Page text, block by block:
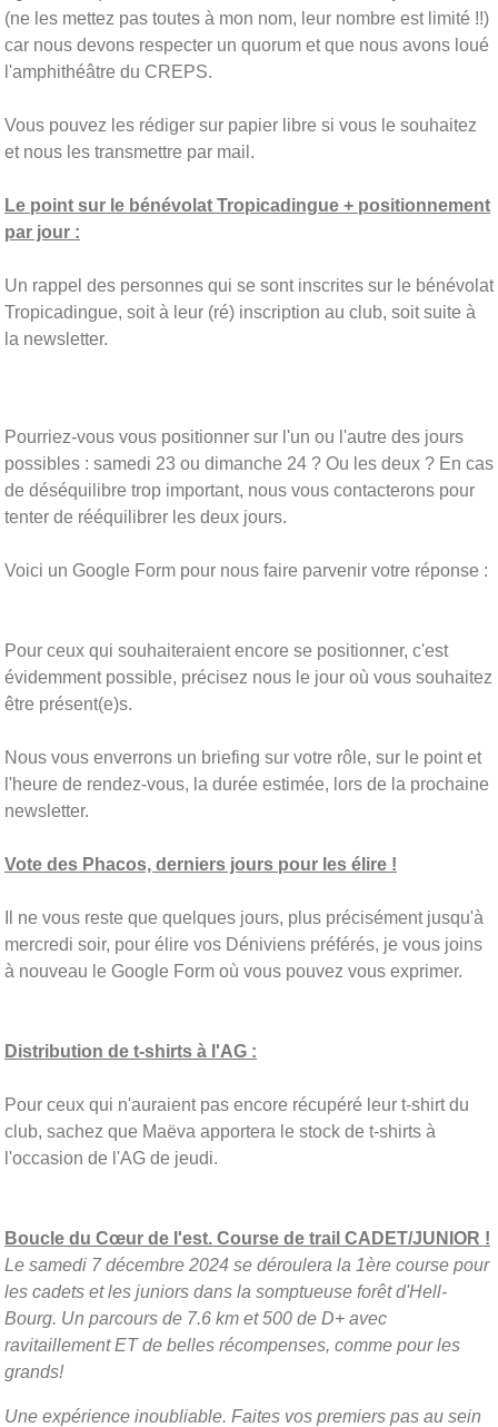
(ne les mettez pas toutes à mon nom, leur nombre est limité !!)
car nous devons respecter un quorum et que nous avons loué
l'amphithéâtre du CREPS.
Vous pouvez les rédiger sur papier libre si vous le souhaitez
et nous les transmettre par mail.
Le point sur le bénévolat Tropicadingue + positionnement
par jour :
Un rappel des personnes qui se sont inscrites sur le bénévolat
Tropicadingue, soit à leur (ré) inscription au club, soit suite à
la newsletter.
Pourriez-vous vous positionner sur l'un ou l'autre des jours
possibles : samedi 23 ou dimanche 24 ? Ou les deux ? En cas
de déséquilibre trop important, nous vous contacterons pour
tenter de rééquilibrer les deux jours.
Voici un Google Form pour nous faire parvenir votre réponse :
Pour ceux qui souhaiteraient encore se positionner, c'est
évidemment possible, précisez nous le jour où vous souhaitez
être présent(e)s.
Nous vous enverrons un briefing sur votre rôle, sur le point et
l'heure de rendez-vous, la durée estimée, lors de la prochaine
newsletter.
Vote des Phacos, derniers jours pour les élire !
Il ne vous reste que quelques jours, plus précisément jusqu'à
mercredi soir, pour élire vos Déniviens préférés, je vous joins
à nouveau le Google Form où vous pouvez vous exprimer.
Distribution de t-shirts à l'AG :
Pour ceux qui n'auraient pas encore récupéré leur t-shirt du
club, sachez que Maëva apportera le stock de t-shirts à
l'occasion de l'AG de jeudi.
Boucle du Cœur de l'est. Course de trail CADET/JUNIOR !
Le samedi 7 décembre 2024 se déroulera la 1ère course pour
les cadets et les juniors dans la somptueuse forêt d'Hell-
Bourg. Un parcours de 7.6 km et 500 de D+ avec
ravitaillement ET de belles récompenses, comme pour les
grands!
Une expérience inoubliable. Faites vos premiers pas au sein